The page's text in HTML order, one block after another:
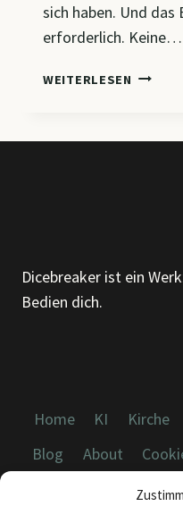
sich haben. Und das
erforderlich. Keine…
WEITERLESEN KI
Dicebreaker ist ein
Bedien dich.
Home KI Kirche
Blog
About